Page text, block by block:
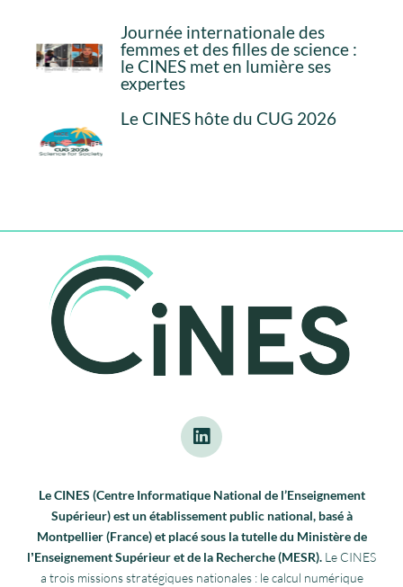
Journée internationale des
femmes et des filles de science :
le CINES met en lumière ses
expertes
Le CINES hôte du CUG 2026
Le CINES (Centre Informatique National de l’Enseignement
Supérieur) est un établissement public national, basé à
Montpellier (France) et placé sous la tutelle du Ministère de
lʼEnseignement Supérieur et de la Recherche (MESR). Le CINES
a trois missions stratégiques nationales : le calcul numérique